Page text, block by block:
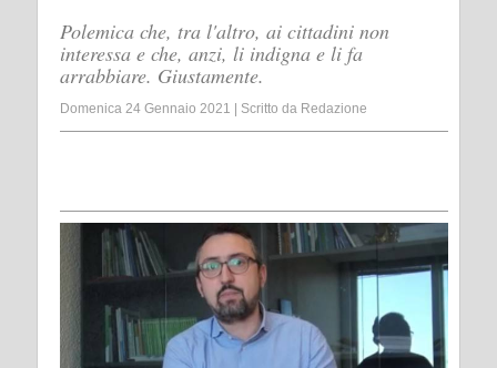
Polemica che, tra l'altro, ai cittadini non
interessa e che, anzi, li indigna e li fa
arrabbiare. Giustamente.
Domenica 24 Gennaio 2021 Scritto da Redazione